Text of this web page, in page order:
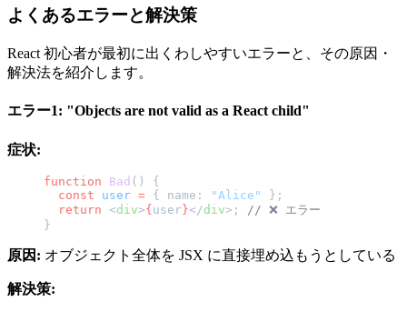
よくあるエラーと解決策
React 初心者が最初に出くわしやすいエラーと、その原因・
解決法を紹介します。
エラー1: "Objects are not valid as a React child"
症状:
function Bad () {
  const
user = { name: "Alice"
};
  return
<div>{user}</div>;
// ❌ エラー
}
原因: オブジェクト全体を JSX に直接埋め込もうとしている
解決策: